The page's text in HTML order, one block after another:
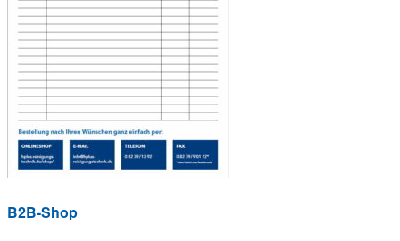
B2B-Shop